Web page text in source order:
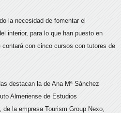
la necesidad de fomentar el
interior, para lo que han puesto en
con cinco cursos con tutores de
destacan la de Ana Mª Sánchez
Almeriense de Estudios
la empresa Tourism Group Nexo,